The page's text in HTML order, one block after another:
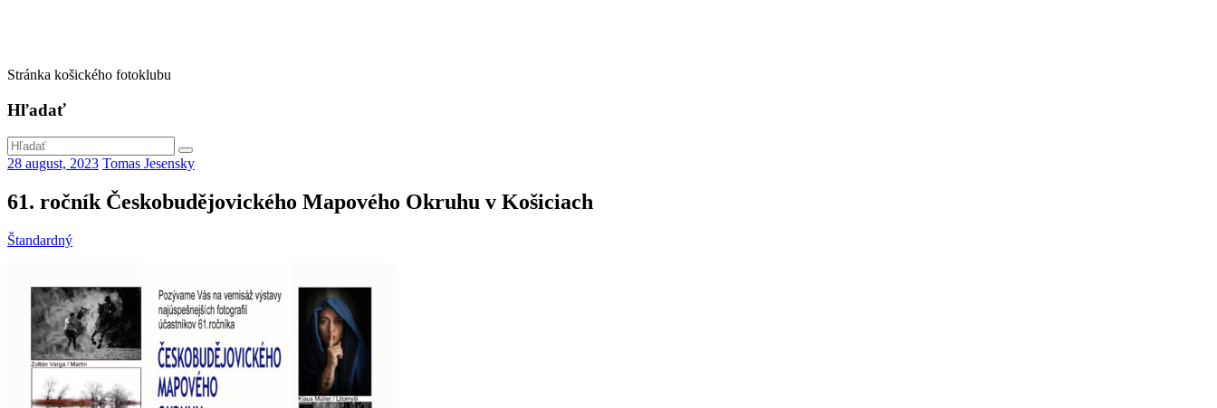
Stránka košického fotoklubu
Hľadať
28 august, 2023 Tomas Jesensky
61. ročník Českobudějovického Mapového Okruhu v Košiciach
Štandardný